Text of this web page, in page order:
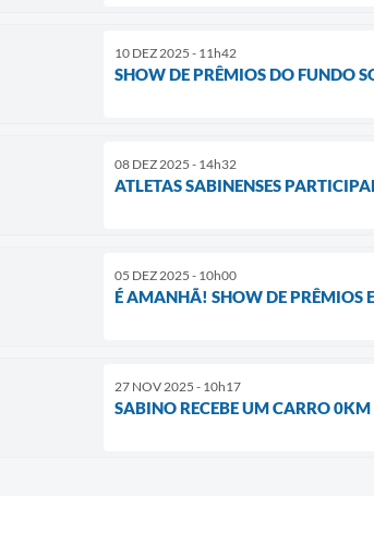
10 DEZ 2025 - 11h42
SHOW DE PRÊMIOS DO FUNDO
08 DEZ 2025 - 14h32
ATLETAS SABINENSES
05 DEZ 2025 - 10h00
É AMANHÃ! SHOW DE PRÊMIOS
27 NOV 2025 - 10h17
SABINO RECEBE UM CARRO